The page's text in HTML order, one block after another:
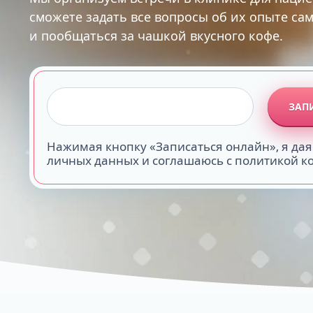
сможете задать все вопросы об их опыте
и пообщаться за чашкой вкусного кофе.
Нажимая кнопку «Записаться онлайн», я
личных данных и соглашаюсь с политикой